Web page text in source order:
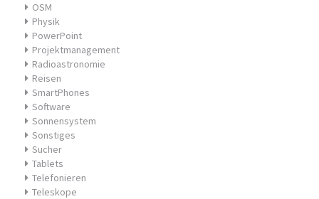
OSM
Physik
PowerPoint
Projektmanagement
Radioastronomie
Reisen
SmartPhones
Software
Sonnensystem
Sonstiges
Sucher
Tablets
Telefonieren
Teleskope